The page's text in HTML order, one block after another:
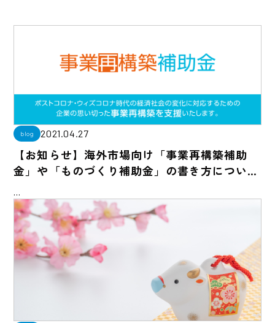
blog 2021.04.27
【お知らせ】海外市場向け「事業再構築補助
金」や「ものづくり補助金」の書き方につい…
…